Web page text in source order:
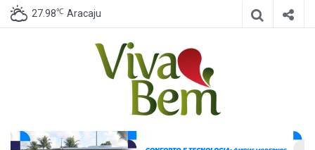
27.98℃ Aracaju
Canal Viva